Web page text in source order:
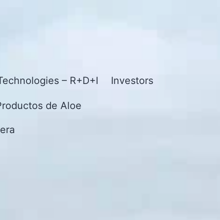
– R+D+I Investors
de Aloe